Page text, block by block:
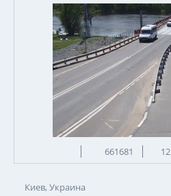
661681 12
Киев, Украина